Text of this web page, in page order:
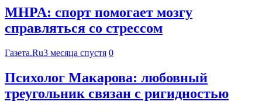
MHPA: спорт помогает мозгу
справляться со стрессом
Газета.Ru3 месяца спустя 0
Психолог Макарова: любовный
треугольник связан с ригидностью